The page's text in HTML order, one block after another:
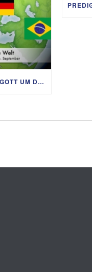
PREDIGTREIHE „MIT GOTT UM DIE WELT“ 02.08. – 06.09.